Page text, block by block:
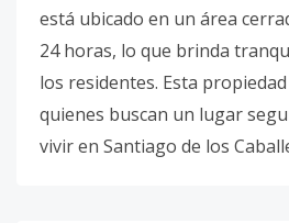
está ubicado en un área
24 horas, lo que brinda
los residentes. Esta
quienes buscan un lugar
vivir en Santiago de los